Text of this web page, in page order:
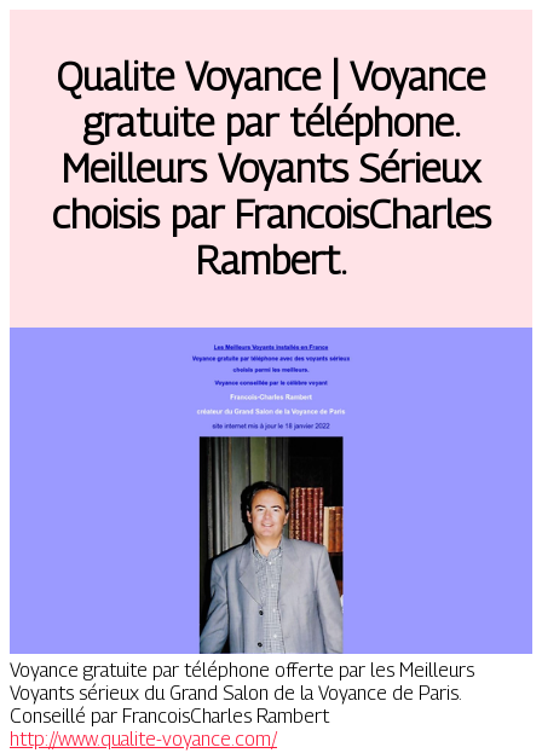
Qualite Voyance | Voyance
gratuite par téléphone.
Meilleurs Voyants Sérieux
choisis par FrancoisCharles
Rambert.
Voyance gratuite par téléphone offerte par les Meilleurs
Voyants sérieux du Grand Salon de la Voyance de Paris.
Conseillé par FrancoisCharles Rambert
http://www.qualite-voyance.com/